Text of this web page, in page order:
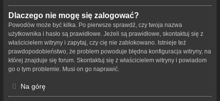
Dlaczego nie mogę się zalogować?
Powodów może być kilka. Po pierwsze sprawdź, czy twoja nazwa
użytkownika i hasło są prawidłowe. Jeżeli są prawidłowe, skontaktuj się z
właścicielem witryny i zapytaj, czy cię nie zablokowano. Istnieje też
prawdopodobieństwo, że problem powoduje błędna konfiguracja witryny, na
której znajduje się forum. Skontaktuj się z właścicielem witryny i powiadom
go o tym problemie. Musi on go naprawić.
Na górę